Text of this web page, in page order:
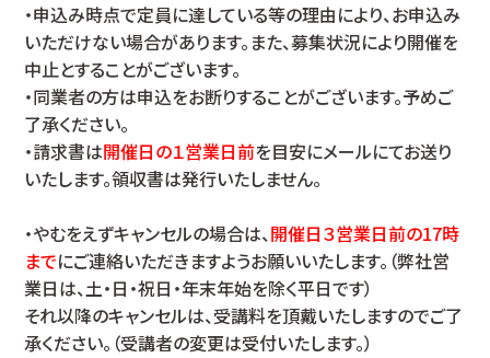
・申込み時点で定員に達している等の理由により、お申込み
いただけない場合があります。また、募集状況により開催を
中止とすることがございます。
・同業者の方は申込をお断りすることがございます。予めご
了承ください。
・請求書は開催日の１営業日前を目安にメールにてお送り
いたします。領収書は発行いたしません。
・やむをえずキャンセルの場合は、開催日３営業日前の17時
までにご連絡いただきますようお願いいたします。（弊社営
業日は、土・日・祝日・年末年始を除く平日です）
それ以降のキャンセルは、受講料を頂戴いたしますのでご了
承ください。（受講者の変更は受付いたします。）